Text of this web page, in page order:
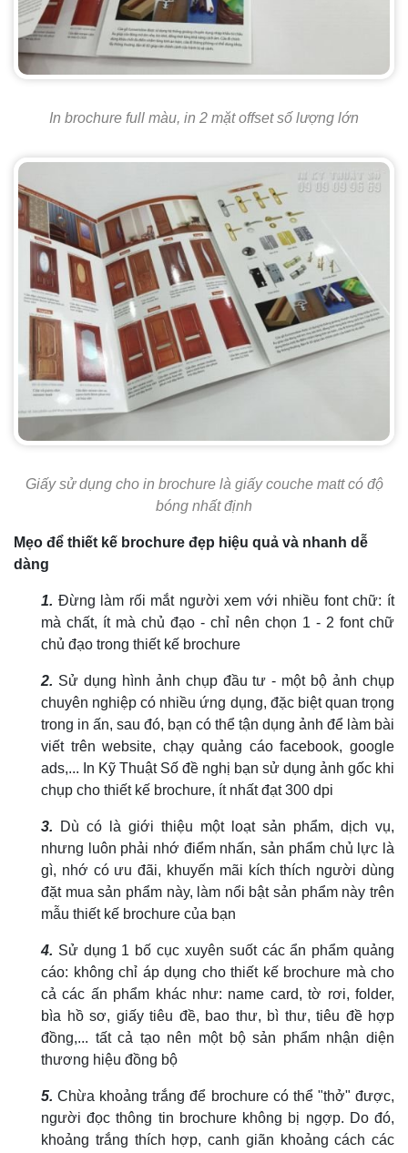
In brochure full màu, in 2 mặt offset số lượng lớn
Giấy sử dụng cho in brochure là giấy couche matt có độ
bóng nhất định
Mẹo để thiết kế brochure đẹp hiệu quả và nhanh dễ
dàng
1. Đừng làm rối mắt người xem với nhiều font chữ: ít
mà chất, ít mà chủ đạo - chỉ nên chọn 1 - 2 font chữ
chủ đạo trong thiết kế brochure
2. Sử dụng hình ảnh chụp đầu tư - một bộ ảnh chụp
chuyên nghiệp có nhiều ứng dụng, đặc biệt quan trọng
trong in ấn, sau đó, bạn có thể tận dụng ảnh để làm bài
viết trên website, chạy quảng cáo facebook, google
ads,... In Kỹ Thuật Số đề nghị bạn sử dụng ảnh gốc khi
chụp cho thiết kế brochure, ít nhất đạt 300 dpi
3.
Dù có là giới thiệu một loạt sản phẩm, dịch vụ,
nhưng luôn phải nhớ điểm nhấn, sản phẩm chủ lực là
gì, nhớ có ưu đãi, khuyến mãi kích thích người dùng
đặt mua sản phẩm này, làm nổi bật sản phẩm này trên
mẫu thiết kế brochure của bạn
4. Sử dụng 1 bố cục xuyên suốt các ẩn phẩm quảng
cáo: không chỉ áp dụng cho thiết kế brochure mà cho
cả các ấn phẩm khác như: name card, tờ rơi, folder,
bìa hồ sơ, giấy tiêu đề, bao thư, bì thư, tiêu đề hợp
đồng,... tất cả tạo nên một bộ sản phẩm nhận diện
thương hiệu đồng bộ
5. Chừa khoảng trắng để brochure có thể "thở" được,
người đọc thông tin brochure không bị ngợp. Do đó,
khoảng trắng thích hợp, canh giãn khoảng cách các